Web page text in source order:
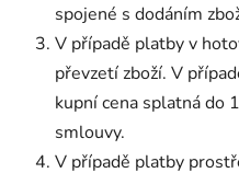
spojené s dodáním
V případě platby v
převzetí zboží. V
kupní cena splatná do
smlouvy.
V případě platby